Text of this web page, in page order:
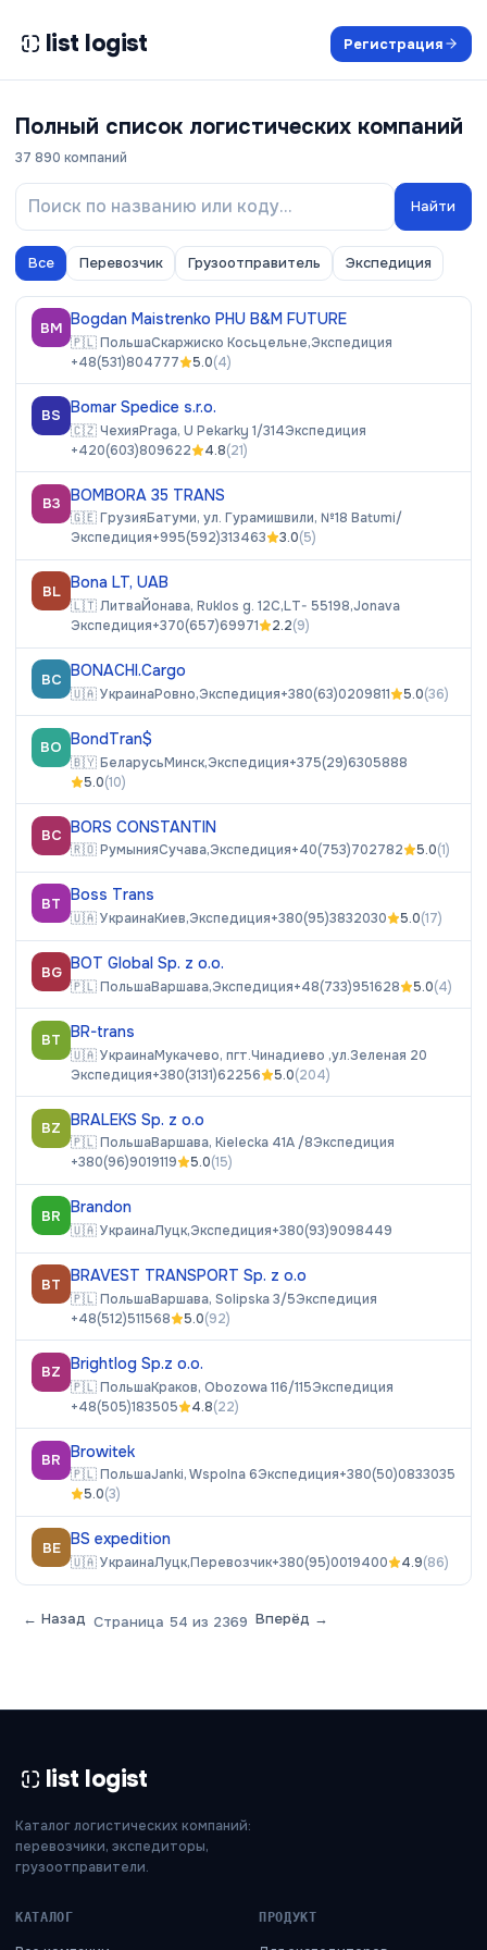
list logist Регистрация
Полный список логистических компаний
37 890 компаний
Найти
Все Перевозчик Грузоотправитель Экспедиция
BM Bogdan Maistrenko PHU B&M FUTURE
🇵🇱ПольшаСкаржиско Косьцельне,Экспедиция
+48(531)804777
5.0(4)
BS Bomar Spedice s.r.o.
🇨🇿ЧехияPraga, U Pekarky 1/314Экспедиция
+420(603)809622
4.8(21)
B3 BOMBORA 35 TRANS
🇬🇪ГрузияБатуми, ул. Гурамишвили, №18 Batumi/
Экспедиция+995(592)313463 3.0(5)
BL Bona LT, UAB
🇱🇹ЛитваЙонава, Ruklos g. 12C,LT- 55198,Jonava
Экспедиция+370(657)69971 2.2(9)
BC BONACHI.Cargo
🇺🇦УкраинаРовно,Экспедиция+380(63)0209811 5.0(36)
BO BondTran$
🇧🇾БеларусьМинск,Экспедиция+375(29)6305888
5.0(10)
BC BORS CONSTANTIN
🇷🇴РумынияСучава,Экспедиция+40(753)702782 5.0(1)
BT Boss Trans
🇺🇦УкраинаКиев,Экспедиция+380(95)3832030 5.0(17)
BG BOT Global Sp. z o.o.
🇵🇱ПольшаВаршава,Экспедиция+48(733)951628 5.0(4)
BT BR-trans
🇺🇦УкраинаМукачево, пгт.Чинадиево ,ул.Зеленая 20
Экспедиция+380(3131)62256 5.0(204)
BZ BRALEKS Sp. z o.o
🇵🇱ПольшаВаршава, Kielecka 41A /8Экспедиция
+380(96)9019119
5.0(15)
BR Brandon
🇺🇦УкраинаЛуцк,Экспедиция+380(93)9098449
BT BRAVEST TRANSPORT Sp. z o.o
🇵🇱ПольшаВаршава, Solipska 3/5Экспедиция
+48(512)511568
5.0(92)
BZ Brightlog Sp.z o.o.
🇵🇱ПольшаКраков, Obozowa 116/115Экспедиция
+48(505)183505
4.8(22)
BR Browitek
🇵🇱ПольшаJanki, Wspolna 6Экспедиция+380(50)0833035
5.0(3)
BE BS expedition
🇺🇦УкраинаЛуцк,Перевозчик+380(95)0019400 4.9(86)
← Назад Страница 54 из 2369 Вперёд →
list logist
Каталог логистических компаний:
перевозчики, экспедиторы,
грузоотправители.
КАТАЛОГ ПРОДУКТ